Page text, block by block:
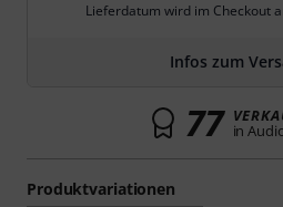
Produktvariationen
Lieferdatum wird im Checkout
Infos zum
77 in